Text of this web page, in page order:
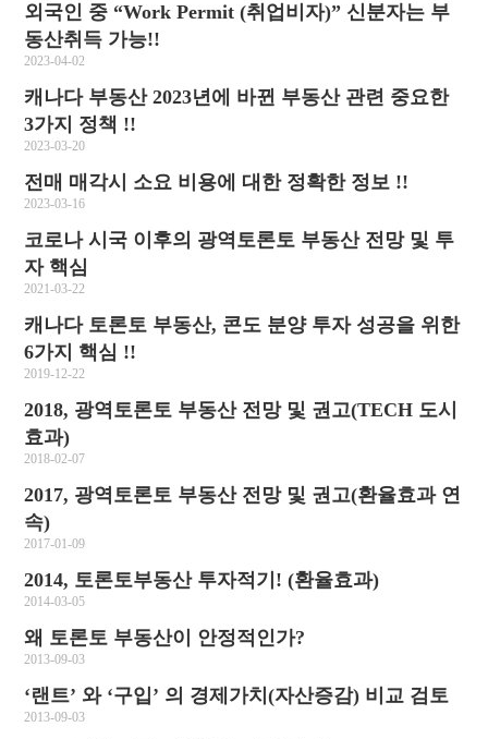
외국인 중 “Work Permit (취업비자)” 신분자는 부
동산취득 가능!!
2023-04-02
캐나다 부동산 2023년에 바뀐 부동산 관련 중요한
3가지 정책 !!
2023-03-20
전매 매각시 소요 비용에 대한 정확한 정보 !!
2023-03-16
코로나 시국 이후의 광역토론토 부동산 전망 및 투
자 핵심
2021-03-22
캐나다 토론토 부동산, 콘도 분양 투자 성공을 위한
6가지 핵심 !!
2019-12-22
2018, 광역토론토 부동산 전망 및 권고(TECH 도시
효과)
2018-02-07
2017, 광역토론토 부동산 전망 및 권고(환율효과 연
속)
2017-01-09
2014, 토론토부동산 투자적기! (환율효과)
2014-03-05
왜 토론토 부동산이 안정적인가?
2013-09-03
‘랜트’ 와 ‘구입’ 의 경제가치(자산증감) 비교 검토
2013-09-03